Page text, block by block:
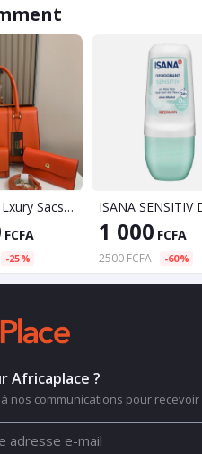
Sac À Main Lxury Sacs À Main Femmes Sacs Designer Femmes PU En Cuir De Mode Solide Couleur Messenger Sac à Bandoulière Sacs À Main
FCFA
-25%
1 000 FCFA
2500 FCFA -60%
Africaplace ?
nos communications pour